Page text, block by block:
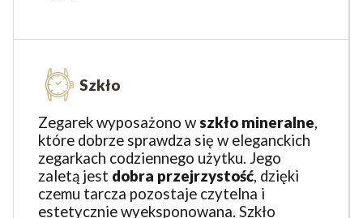
Szkło
Zegarek wyposażono wszkło mineralne,
które dobrze sprawdza się w eleganckich
zegarkach codziennego użytku. Jego
zaletą jest dobra przejrzystość, dzięki
czemu tarcza pozostaje czytelna i
estetycznie wyeksponowana. Szkło